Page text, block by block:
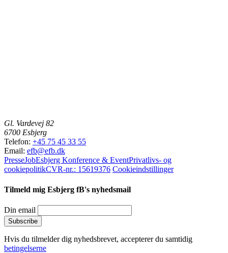
Gl. Vardevej 82
6700 Esbjerg
Telefon: +45 75 45 33 55
Email: efb@efb.dk
PresseJobEsbjerg Konference & EventPrivatlivs- og
cookiepolitikCVR-nr.: 15619376 Cookieindstillinger
Tilmeld mig Esbjerg fB's nyhedsmail
Din email
Hvis du tilmelder dig nyhedsbrevet, accepterer du samtidig
betingelserne